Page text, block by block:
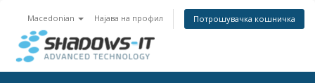
Macedonian Најава на профил Потрошувачка кошничка